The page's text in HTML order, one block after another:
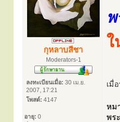
กุหลาบสีชา
Moderators-1
ลงทะเบียนเมื่อ: 30 เม.ย.
2007, 17:21
โพสต์: 4147
อายุ: 0
ใ
เมื่
หม
พร